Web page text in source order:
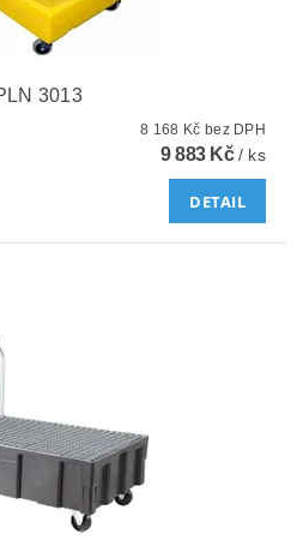
3013
8 168 Kč bez DPH
9 883 Kč/ ks
DETAIL